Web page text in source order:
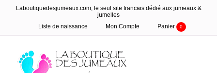
Laboutiquedesjumeaux.com, le seul site francais dédié aux jumeaux &
jumelles
Liste de naissance
Mon Compte Panier 0